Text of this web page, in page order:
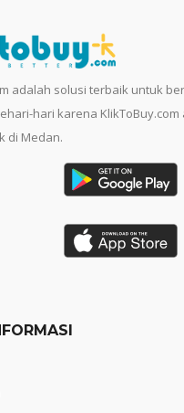
adalah solusi terbaik untuk
hari karena KlikToBuy.com
di Medan.